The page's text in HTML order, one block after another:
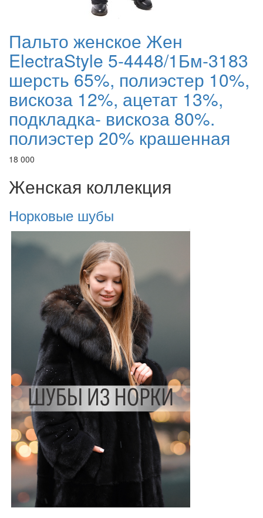
Пальто женское Жен
ElectraStyle 5-4448/1Бм-3183
шерсть 65%, полиэстер 10%,
вискоза 12%, ацетат 13%,
подкладка- вискоза 80%.
полиэстер 20% крашенная
18 000
Женская коллекция
Норковые шубы